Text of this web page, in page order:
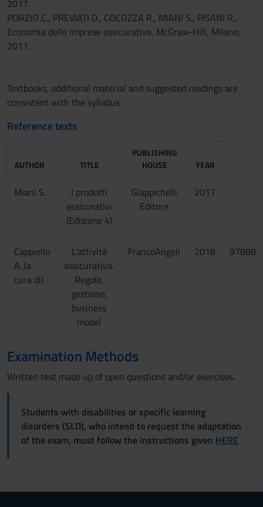
raccolto dal tuo utilizzo dei loro servizi.
2017.
PORZIO C., PREVIATI D., COCOZZA R., MIANI S., PISANI R.,
Economia delle imprese assicurative, McGraw-Hill, Milano,
2011.
Textbooks, additional material and suggested readings are
consistent with the syllabus.
Reference texts
AUTHOR TITLE
PUBLISHING
HOUSE
YEAR
Miani S.
I prodotti
assicurativi
(Edizione 4)
Giappichelli
Editore
2017
Cappiello
A. (a
cura di)
L'attività
assicurativa.
Regole,
gestione,
business
model
FrancoAngeli 2018
Examination Methods
Written test made up of open questions and/or exercises.
Students with disabilities or specific learning
disorders (SLD), who intend to request the adaptation
of the exam, must follow the instructions given HERE